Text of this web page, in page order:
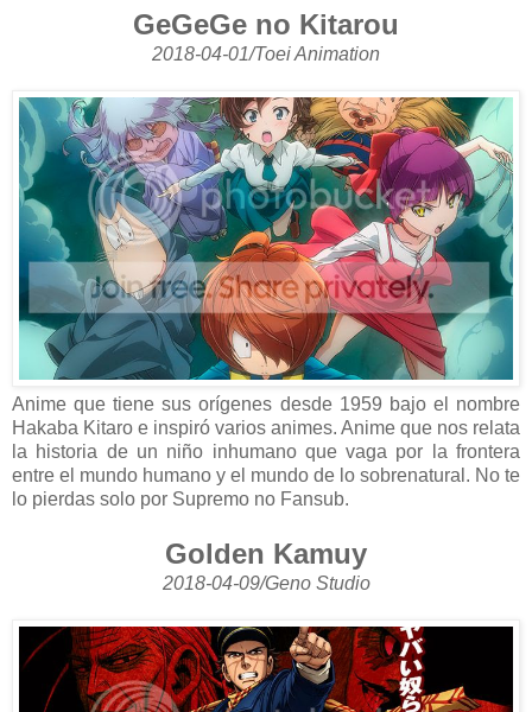
GeGeGe no Kitarou
2018-04-01/Toei Animation
Anime que tiene sus orígenes desde 1959 bajo el nombre
Hakaba Kitaro e inspiró varios animes. Anime que nos relata
la historia de un niño inhumano que vaga por la frontera
entre el mundo humano y el mundo de lo sobrenatural. No te
lo pierdas solo por Supremo no Fansub.
Golden Kamuy
2018-04-09/Geno Studio